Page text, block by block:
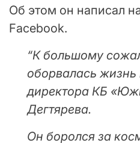
Об этом он написал
Facebook.
“К большому
оборвалась жизнь
директора КБ
Дегтярева.
Он боролся за